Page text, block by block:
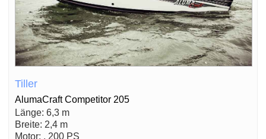
Tiller
AlumaCraft Competitor 205
Länge: 6,3 m
Breite: 2,4 m
Motor: , 200 PS